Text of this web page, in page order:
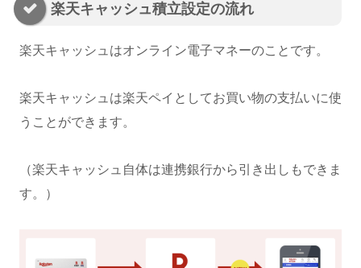
楽天キャッシュ積立設定の流れ
楽天キャッシュはオンライン電子マネーのことです。
楽天キャッシュは楽天ペイとしてお買い物の支払いに使
うことができます。
（楽天キャッシュ自体は連携銀行から引き出しもできま
す。）